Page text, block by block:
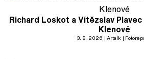
Richard Loskot a Vítězslav
Klenové
3. 8. 2026 Artalk